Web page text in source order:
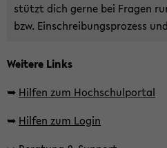
stützt dich gerne bei Fra­gen
bzw. Ein­schrei­bungs­pro­zess
Wei­te­re Links
➥ Hil­fen zum Hoch­schul­por­tal
➥ Hil­fen zum Login